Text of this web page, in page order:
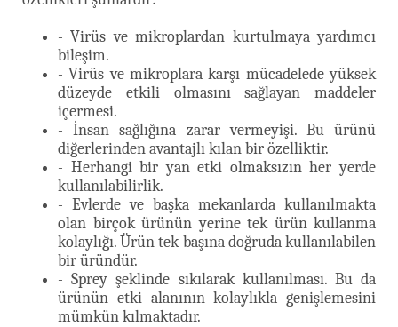
- Virüs ve mikroplardan kurtulmaya yardımcı
bileşim.
- Virüs ve mikroplara karşı mücadelede yüksek
düzeyde etkili olmasını sağlayan maddeler
içermesi.
- İnsan sağlığına zarar vermeyişi. Bu ürünü
diğerlerinden avantajlı kılan bir özelliktir.
- Herhangi bir yan etki olmaksızın her yerde
kullanılabilirlik.
- Evlerde ve başka mekanlarda kullanılmakta
olan birçok ürünün yerine tek ürün kullanma
kolaylığı. Ürün tek başına doğruda kullanılabilen
bir üründür.
- Sprey şeklinde sıkılarak kullanılması. Bu da
ürünün etki alanının kolaylıkla genişlemesini
mümkün kılmaktadır.